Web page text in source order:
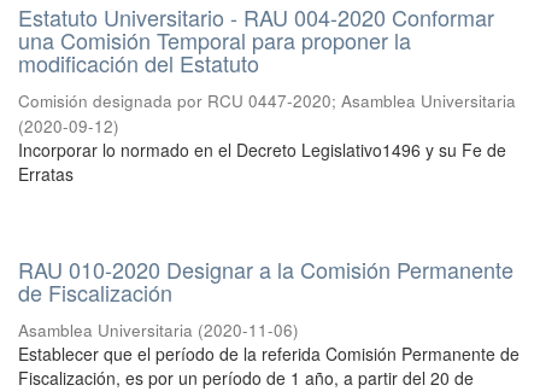
Estatuto Universitario - RAU 004-2020 Conformar
una Comisión Temporal para proponer la
modificación del Estatuto
Comisión designada por RCU 0447-2020; Asamblea Universitaria
(2020-09-12)
Incorporar lo normado en el Decreto Legislativo1496 y su Fe de
Erratas
RAU 010-2020 Designar a la Comisión Permanente
de Fiscalización
Asamblea Universitaria (2020-11-06)
Establecer que el período de la referida Comisión Permanente de
Fiscalización, es por un período de 1 año, a partir del 20 de